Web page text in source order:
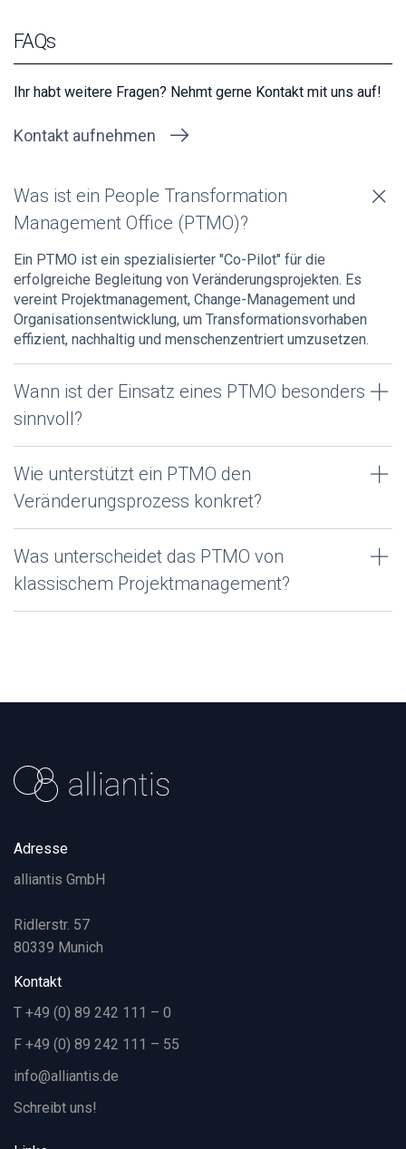
FAQs
Ihr habt weitere Fragen? Nehmt gerne Kontakt mit uns auf!
Kontakt aufnehmen
Was ist ein People Transformation
Management Office (PTMO)?
Ein PTMO ist ein spezialisierter "Co-Pilot" für die
erfolgreiche Begleitung von Veränderungsprojekten. Es
vereint Projektmanagement, Change-Management und
Organisationsentwicklung, um Transformationsvorhaben
effizient, nachhaltig und menschenzentriert umzusetzen.
Wann ist der Einsatz eines PTMO besonders
sinnvoll?
Wie unterstützt ein PTMO den
Veränderungsprozess konkret?
Was unterscheidet das PTMO von
klassischem Projektmanagement?
Adresse
alliantis GmbH
Ridlerstr. 57
80339 Munich
Kontakt
T +49 (0) 89 242 111 – 0
F +49 (0) 89 242 111 – 55
info@alliantis.de
Schreibt uns!